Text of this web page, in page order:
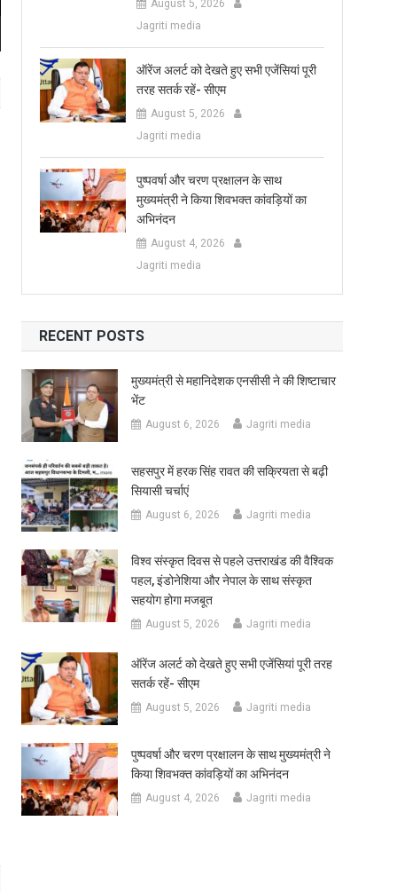
August 5, 2026
Jagriti media
ऑरेंज अलर्ट को देखते हुए सभी एजेंसियां पूरी
तरह सतर्क रहें- सीएम
August 5, 2026
Jagriti media
पुष्पवर्षा और चरण प्रक्षालन के साथ
मुख्यमंत्री ने किया शिवभक्त कांवड़ियों का
अभिनंदन
August 4, 2026
Jagriti media
RECENT POSTS
मुख्यमंत्री से महानिदेशक एनसीसी ने की शिष्टाचार
भेंट
August 6, 2026 Jagriti media
सहसपुर में हरक सिंह रावत की सक्रियता से बढ़ी
सियासी चर्चाएं
August 6, 2026 Jagriti media
विश्व संस्कृत दिवस से पहले उत्तराखंड की वैश्विक
पहल, इंडोनेशिया और नेपाल के साथ संस्कृत
सहयोग होगा मजबूत
August 5, 2026 Jagriti media
ऑरेंज अलर्ट को देखते हुए सभी एजेंसियां पूरी तरह
सतर्क रहें- सीएम
August 5, 2026 Jagriti media
पुष्पवर्षा और चरण प्रक्षालन के साथ मुख्यमंत्री ने
किया शिवभक्त कांवड़ियों का अभिनंदन
August 4, 2026 Jagriti media